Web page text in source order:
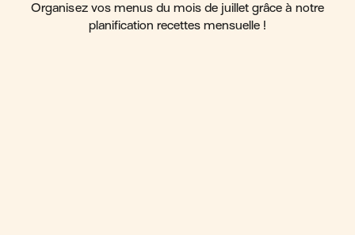
Organisez vos menus du mois de juillet grâce à notre
planification recettes mensuelle !